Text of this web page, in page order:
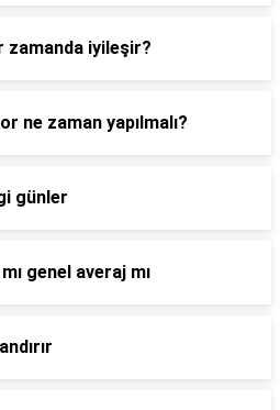
zamanda iyileşir?
ne zaman yapılmalı?
günler
genel averaj mı